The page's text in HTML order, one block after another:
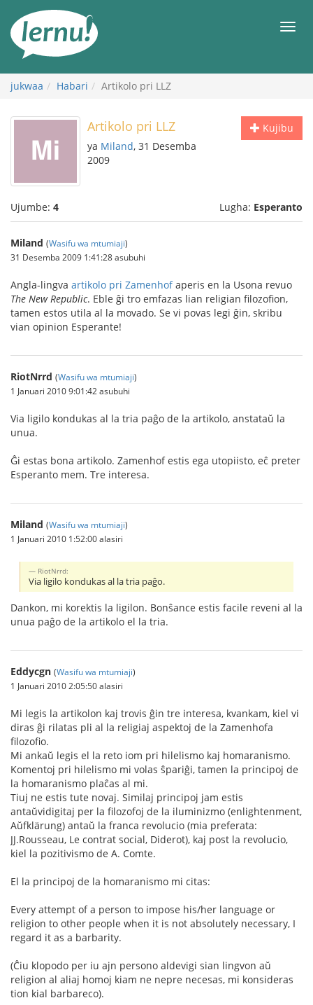
maudhui
jukwaa Habari Artikolo pri LLZ
Kujibu
Artikolo pri LLZ
ya Miland, 31 Desemba
2009
Ujumbe: 4 Lugha: Esperanto
Miland (Wasifu wa mtumiaji)
31 Desemba 2009 1:41:28 asubuhi
Angla-lingva artikolo pri Zamenhofaperis en la Usona revuo
The New Republic. Eble ĝi tro emfazas lian religian filozofion,
tamen estos utila al la movado. Se vi povas legi ĝin, skribu
vian opinion Esperante!
RiotNrrd (Wasifu wa mtumiaji)
1 Januari 2010 9:01:42 asubuhi
Via ligilo kondukas al la tria paĝo de la artikolo, anstataŭ la
unua.
Ĝi estas bona artikolo. Zamenhof estis ega utopiisto, eĉ preter
Esperanto mem. Tre interesa.
Miland (Wasifu wa mtumiaji)
1 Januari 2010 1:52:00 alasiri
RiotNrrd:
Via ligilo kondukas al la tria paĝo.
Dankon, mi korektis la ligilon. Bonŝance estis facile reveni al la
unua paĝo de la artikolo el la tria.
Eddycgn (Wasifu wa mtumiaji)
1 Januari 2010 2:05:50 alasiri
Mi legis la artikolon kaj trovis ĝin tre interesa, kvankam, kiel vi
diras ĝi rilatas pli al la religiaj aspektoj de la Zamenhofa
filozofio.
Mi ankaŭ legis el la reto iom pri hilelismo kaj homaranismo.
Komentoj pri hilelismo mi volas ŝpariĝi, tamen la principoj de
la homaranismo plaĉas al mi.
Tiuj ne estis tute novaj. Similaj principoj jam estis
antaŭvidigitaj per la filozofoj de la iluminizmo (enlightenment,
Aŭfklärung) antaŭ la franca revolucio (mia preferata:
JJ.Rousseau, Le contrat social, Diderot), kaj post la revolucio,
kiel la pozitivismo de A. Comte.
El la principoj de la homaranismo mi citas:
Every attempt of a person to impose his/her language or
religion to other people when it is not absolutely necessary, I
regard it as a barbarity.
(Ĉiu klopodo per iu ajn persono aldevigi sian lingvon aŭ
religion al aliaj homoj kiam ne nepre necesas, mi konsideras
tion kial barbareco).